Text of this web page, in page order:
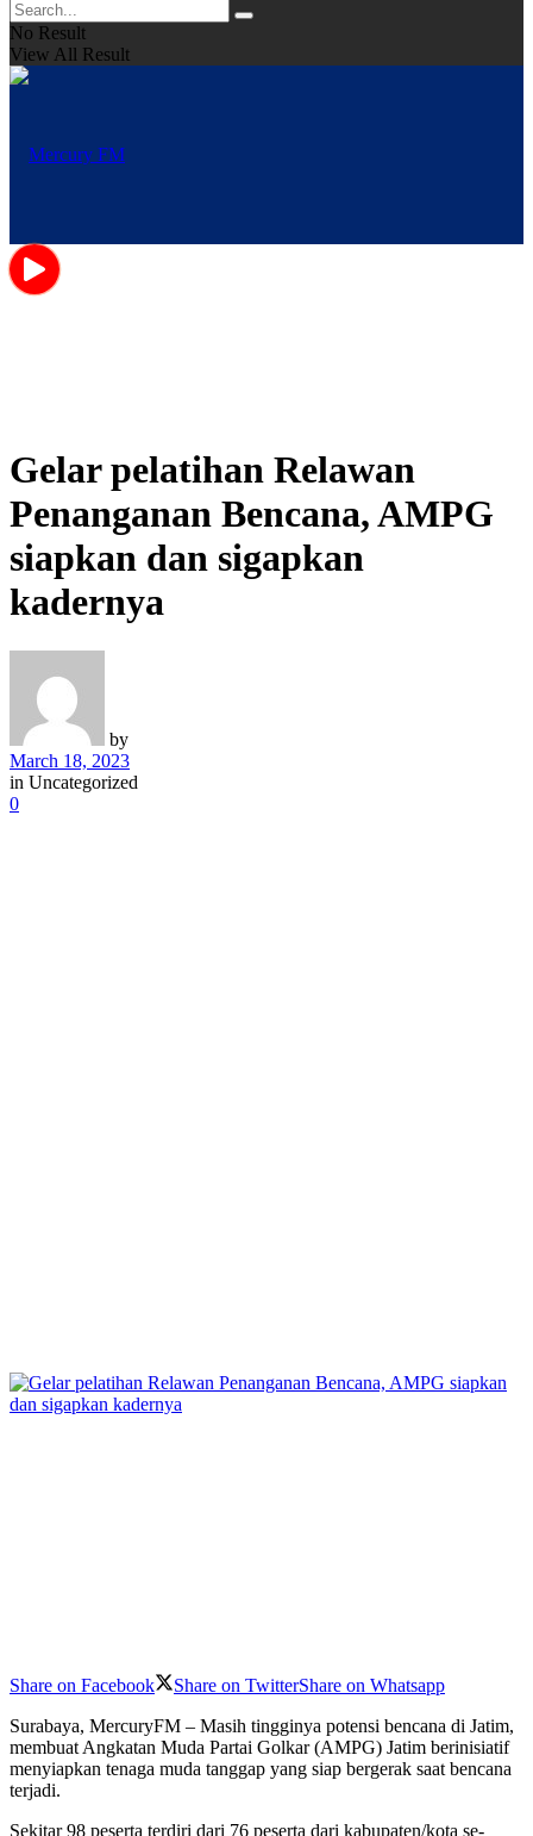
No Result
View All Result
Gelar pelatihan Relawan
Penanganan Bencana, AMPG
siapkan dan sigapkan
kadernya
by
March 18, 2023
in Uncategorized
0
Share on Facebook Share on TwitterShare on Whatsapp
Surabaya, MercuryFM – Masih tingginya potensi bencana di Jatim,
membuat Angkatan Muda Partai Golkar (AMPG) Jatim berinisiatif
menyiapkan tenaga muda tanggap yang siap bergerak saat bencana
terjadi.
Sekitar 98 peserta terdiri dari 76 peserta dari kabupaten/kota se-